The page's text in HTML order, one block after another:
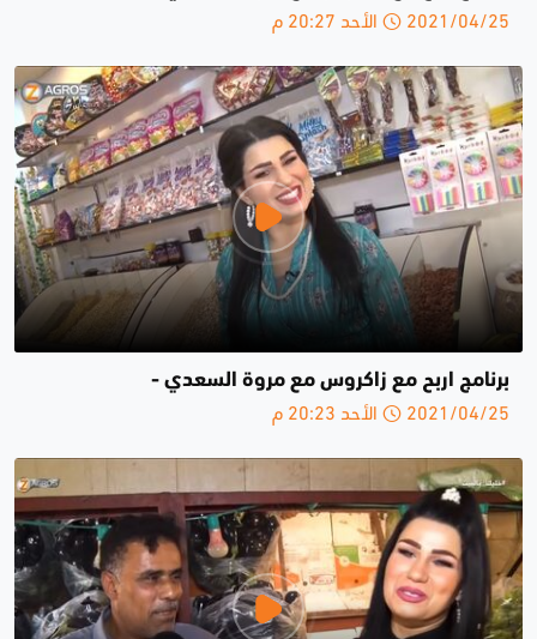
2021/04/25 الأحد 20:27 م
برنامج اربح مع زاكروس مع مروة السعدي -
2021/04/25 الأحد 20:23 م